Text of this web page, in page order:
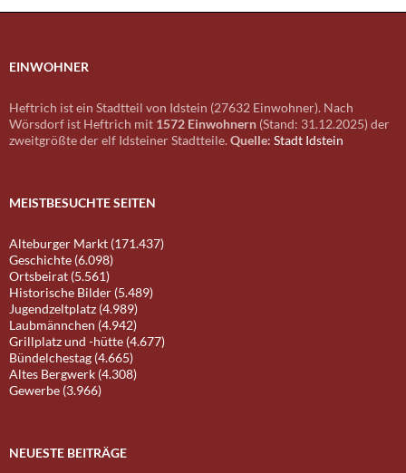
EINWOHNER
Heftrich ist ein Stadtteil von Idstein (27632 Einwohner). Nach
Wörsdorf ist Heftrich mit 1572 Einwohnern (Stand: 31.12.2025) der
zweitgrößte der elf Idsteiner Stadtteile. Quelle: Stadt Idstein
MEISTBESUCHTE SEITEN
Alteburger Markt (171.437)
Geschichte (6.098)
Ortsbeirat (5.561)
Historische Bilder (5.489)
Jugendzeltplatz (4.989)
Laubmännchen (4.942)
Grillplatz und -hütte (4.677)
Bündelchestag (4.665)
Altes Bergwerk (4.308)
Gewerbe (3.966)
NEUESTE BEITRÄGE